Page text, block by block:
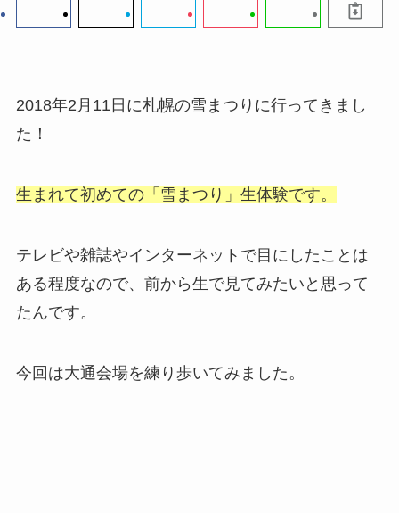
2018年2月11日に札幌の雪まつりに行ってきまし
た！
生まれて初めての「雪まつり」生体験です。
テレビや雑誌やインターネットで目にしたことは
ある程度なので、前から生で見てみたいと思って
たんです。
今回は大通会場を練り歩いてみました。